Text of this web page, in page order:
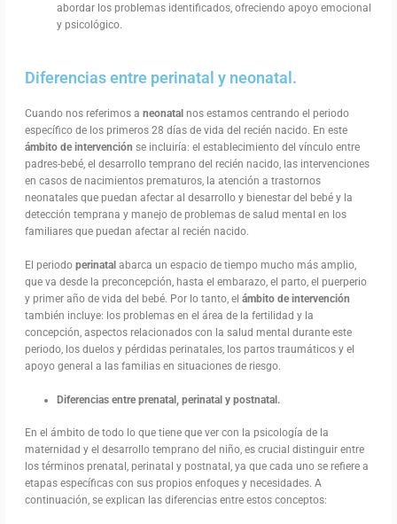
abordar los problemas identificados, ofreciendo apoyo emocional
y psicológico.
Diferencias entre perinatal y neonatal.
Cuando nos referimos aneonatal nos estamos centrando el periodo
específico de los primeros 28 días de vida del recién nacido. En este
ámbito de intervención se incluiría: el establecimiento del vínculo entre
padres-bebé, el desarrollo temprano del recién nacido, las intervenciones
en casos de nacimientos prematuros, la atención a trastornos
neonatales que puedan afectar al desarrollo y bienestar del bebé y la
detección temprana y manejo de problemas de salud mental en los
familiares que puedan afectar al recién nacido.
El periodoperinatal abarca un espacio de tiempo mucho más amplio,
que va desde la preconcepción, hasta el embarazo, el parto, el puerperio
y primer año de vida del bebé. Por lo tanto, elámbito de intervención
también incluye: los problemas en el área de la fertilidad y la
concepción, aspectos relacionados con la salud mental durante este
periodo, los duelos y pérdidas perinatales, los partos traumáticos y el
apoyo general a las familias en situaciones de riesgo.
Diferencias entre prenatal, perinatal y postnatal.
En el ámbito de todo lo que tiene que ver con la psicología de la
maternidad y el desarrollo temprano del niño, es crucial distinguir entre
los términos prenatal, perinatal y postnatal, ya que cada uno se refiere a
etapas específicas con sus propios enfoques y necesidades. A
continuación, se explican las diferencias entre estos conceptos: